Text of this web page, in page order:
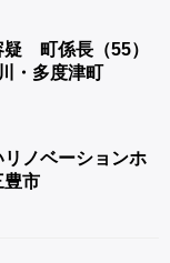
疑 町係長（55）
・多度津町
ノベーションホ
市